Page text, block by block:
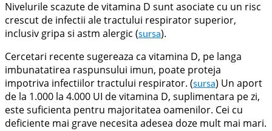
Nivelurile scazute de vitamina D sunt asociate cu un risc
crescut de infectii ale tractului respirator superior,
inclusiv gripa si astm alergic (sursa).
Cercetari recente sugereaza ca vitamina D, pe langa
imbunatatirea raspunsului imun, poate proteja
impotriva infectiilor tractului respirator. (sursa) Un aport
de la 1.000 la 4.000 UI de vitamina D, suplimentara pe zi,
este suficienta pentru majoritatea oamenilor. Cei cu
deficiente mai grave necesita adesea doze mult mai mari.